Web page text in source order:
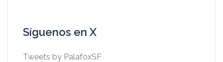
Síguenos en X
Tweets by PalafoxSF